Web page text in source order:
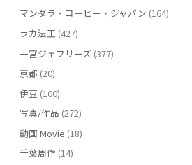
マンダラ・コーヒー・ジャパン (164)
ラカ法王(427)
一宮ジェフリーズ (377)
京都 (20)
伊豆 (100)
写真/作品 (272)
動画 Movie (18)
千葉周作 (14)